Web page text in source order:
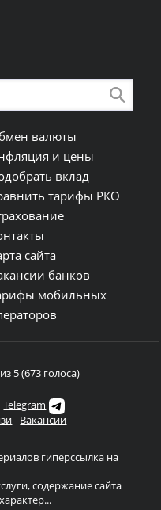
валюты
и цены
вклад
тарифы РКО
сайта
банков
мобильных
5 (673 голоса)
Telegram
Вакансии
гиперссылка на
содержание сайта